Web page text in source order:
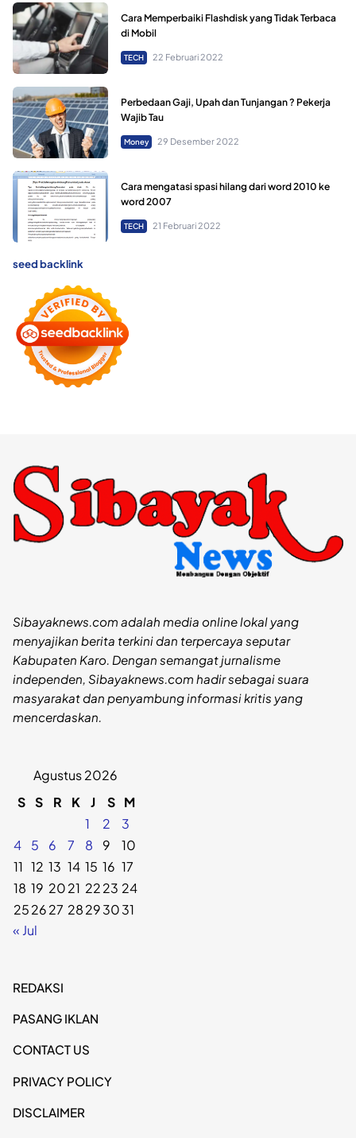
Cara Memperbaiki Flashdisk yang Tidak Terbaca
di Mobil
TECH 22 Februari 2022
Perbedaan Gaji, Upah dan Tunjangan ? Pekerja
Wajib Tau
Money 29 Desember 2022
Cara mengatasi spasi hilang dari word 2010 ke
word 2007
TECH 21 Februari 2022
seed backlink
Sibayaknews.com adalah media online lokal yang
menyajikan berita terkini dan terpercaya seputar
Kabupaten Karo. Dengan semangat jurnalisme
independen, Sibayaknews.com hadir sebagai suara
masyarakat dan penyambung informasi kritis yang
mencerdaskan.
Agustus 2026
S S R K J S M
1
2
3
4
5 6 7 8 9
10
11 12 13 14 15 16 17
18 19 2021 2223 24
252627 28293031
« Jul
REDAKSI
PASANG IKLAN
CONTACT US
PRIVACY POLICY
DISCLAIMER